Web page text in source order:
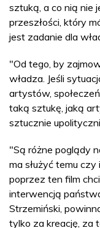
sztuką, a co nią nie
przeszłości, który
jest zadanie dla
"Od tego, by
władza. Jeśli
artystów,
taką sztukę, jaką
sztucznie
"Są różne poglądy
ma służyć temu czy
poprzez ten film
interwencją
Strzemiński,
tylko za kreację, za